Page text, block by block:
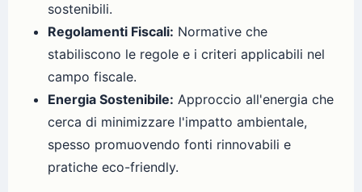
sostenibili.
Regolamenti Fiscali: Normative che
stabiliscono le regole e i criteri applicabili nel
campo fiscale.
Energia Sostenibile: Approccio all'energia che
cerca di minimizzare l'impatto ambientale,
spesso promuovendo fonti rinnovabili e
pratiche eco-friendly.